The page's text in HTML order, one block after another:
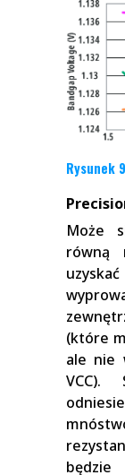
Rysunek 9
Może
równą
(które
ale nie
VCC).
będzie